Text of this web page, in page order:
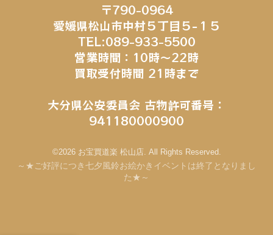
〒790-0964
愛媛県松山市中村５丁目５−１５
TEL:089-933-5500
営業時間：10時～22時
買取受付時間 21時まで
大分県公安委員会 古物許可番号：
941180000900
©2026 お宝買道楽 松山店. All Rights Reserved.
～★ご好評につき七夕風鈴お絵かきイベントは終了となりまし
た★～